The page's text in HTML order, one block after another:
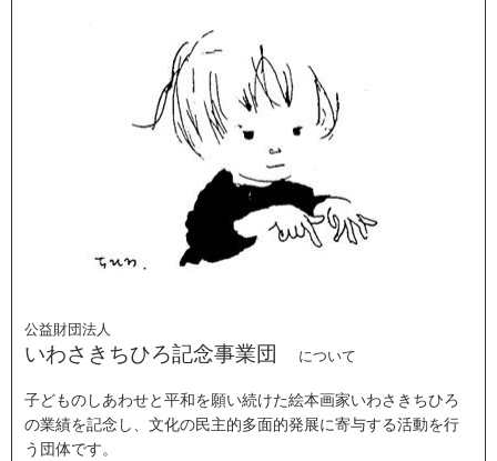
公益財団法人
いわさきちひろ記念事業団 について
子どものしあわせと平和を願い続けた絵本画家いわさきちひろ
の業績を記念し、文化の民主的多面的発展に寄与する活動を行
う団体です。